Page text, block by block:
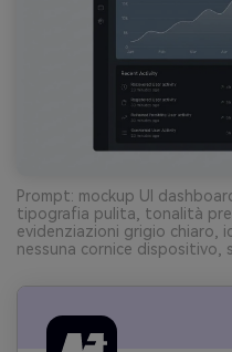
Prompt: mockup UI
tipografia pulita, tonalità
evidenziazioni grigio chiaro,
nessuna cornice dispositivo,